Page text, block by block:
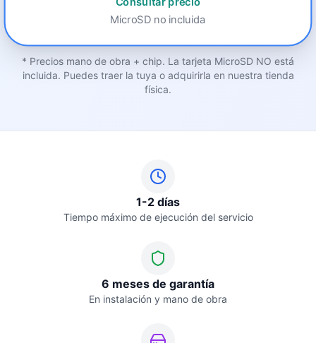
MicroSD no incluida
* Precios mano de obra + chip. La tarjeta MicroSD NO está
incluida. Puedes traer la tuya o adquirirla en nuestra tienda
física.
1-2 días
Tiempo máximo de ejecución del servicio
6 meses de garantía
En instalación y mano de obra